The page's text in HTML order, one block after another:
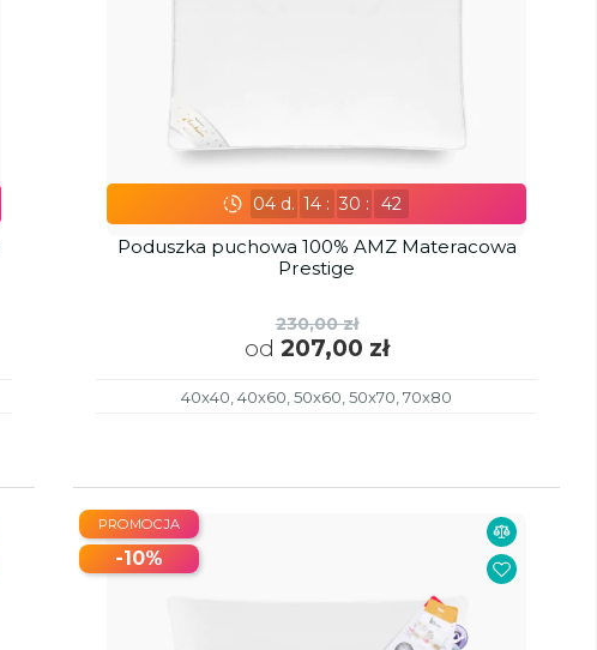
04d. 14 : 30 : 41
Poduszka puchowa 100% AMZ Materacowa
Prestige
230,00 zł
od 207,00 zł
40x40, 40x60, 50x60, 50x70, 70x80
PROMOCJA
-10%